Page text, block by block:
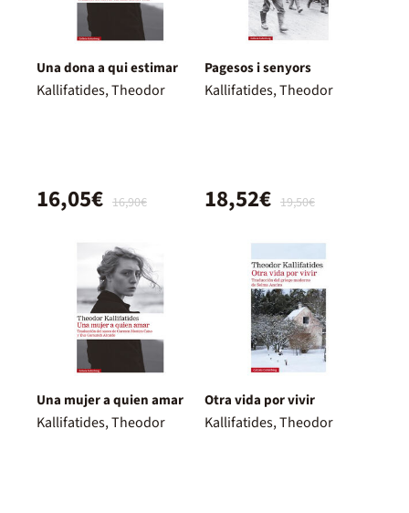
Una dona a qui estimar
Kallifatides, Theodor
16,90€
16,05€
Pagesos i senyors
Kallifatides, Theodor
19,50€
18,52€
Una mujer a quien amar
Kallifatides, Theodor
Otra vida por vivir
Kallifatides, Theodor